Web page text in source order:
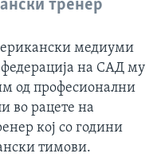
тренер
медиуми
федерација на САД му
од професионални
во рацете на
кој со години
тимови.